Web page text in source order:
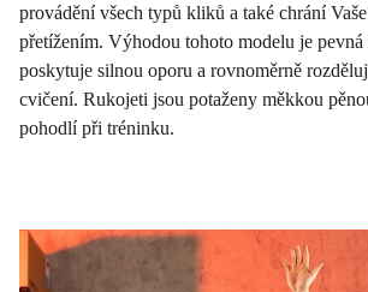
provádění všech typů kliků a také chrání
přetížením. Výhodou tohoto modelu je pevná
poskytuje silnou oporu a rovnoměrně
cvičení. Rukojeti jsou potaženy měkkou
pohodlí při tréninku.